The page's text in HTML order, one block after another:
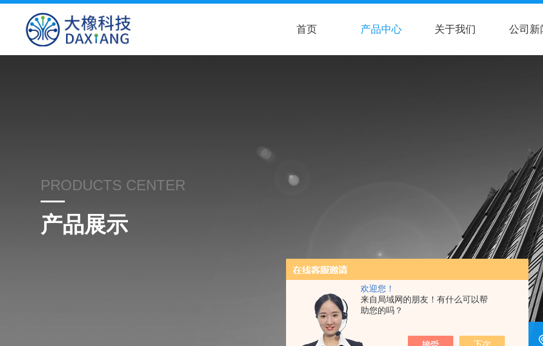
欢迎您！
来自局域网的朋友！有什么可以帮
助您的吗？
首页 产品中心 关于我们 公司新
PRODUCTS CENTER
产品展示